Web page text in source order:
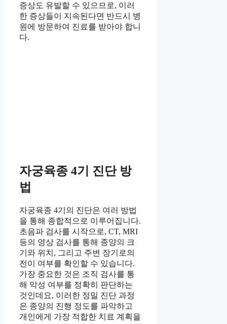
증상도 유발할 수 있으므로, 이러
한 증상들이 지속된다면 반드시 병
원에 방문하여 진료를 받아야 합니
다.
자궁육종 4기 진단 방
법
자궁육종 4기의 진단은 여러 방법
을 통해 종합적으로 이루어집니다.
초음파 검사를 시작으로, CT, MRI
등의 영상 검사를 통해 종양의 크
기와 위치, 그리고 주변 장기로의
전이 여부를 확인할 수 있습니다.
가장 중요한 것은 조직 검사를 통
해 악성 여부를 정확히 판단하는
것인데요, 이러한 정밀 진단 과정
은 종양의 진행 정도를 파악하고
개인에게 가장 적합한 치료 계획을